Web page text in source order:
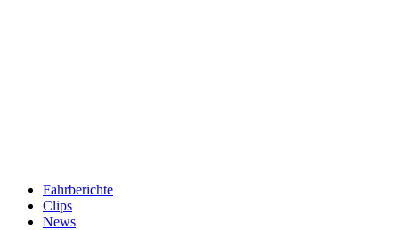
Fahrberichte
Clips
News